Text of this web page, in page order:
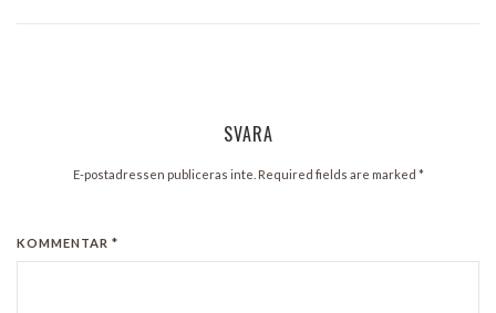
SVARA
E-postadressen publiceras inte. Required fields are marked *
KOMMENTAR *